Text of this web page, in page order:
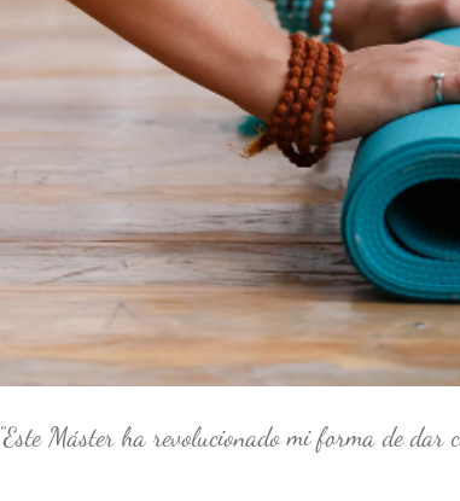
"Este Máster ha revolucionado mi forma de dar